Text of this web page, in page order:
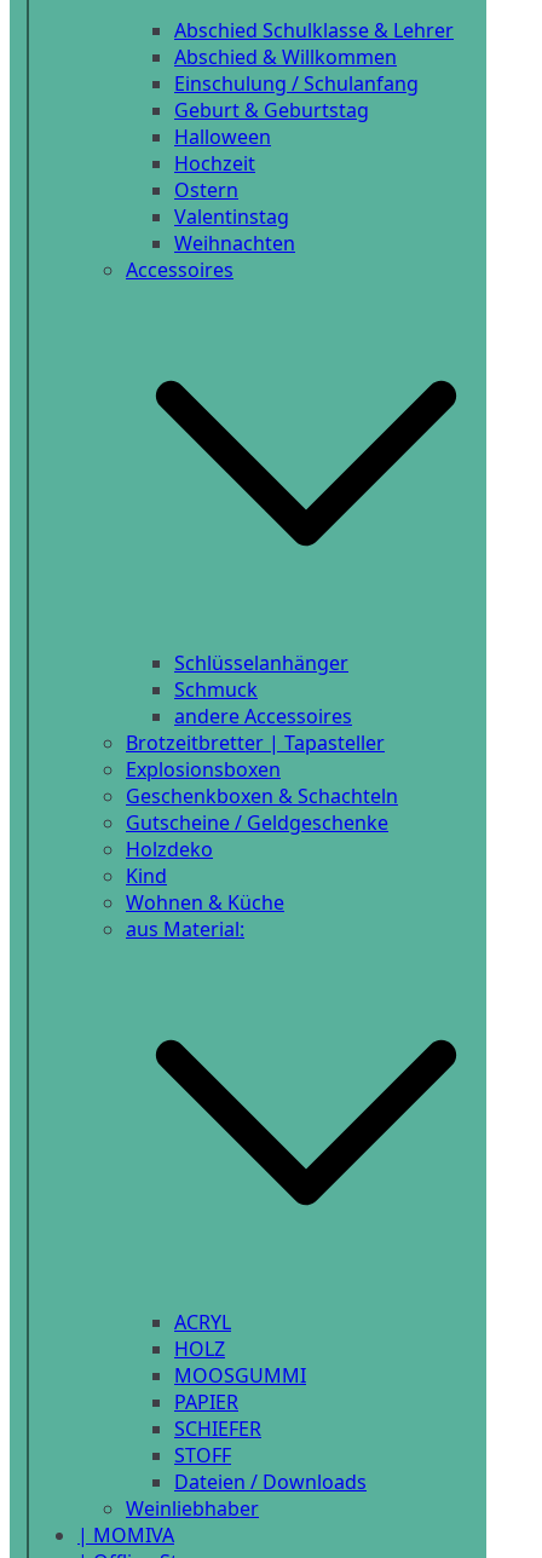
Abschied Schulklasse & Lehrer
Abschied & Willkommen
Einschulung / Schulanfang
Geburt & Geburtstag
Halloween
Hochzeit
Ostern
Valentinstag
Weihnachten
Accessoires
Schlüsselanhänger
Schmuck
andere Accessoires
Brotzeitbretter | Tapasteller
Explosionsboxen
Geschenkboxen & Schachteln
Gutscheine / Geldgeschenke
Holzdeko
Kind
Wohnen & Küche
aus Material:
ACRYL
HOLZ
MOOSGUMMI
PAPIER
SCHIEFER
STOFF
Dateien / Downloads
Weinliebhaber
| MOMIVA